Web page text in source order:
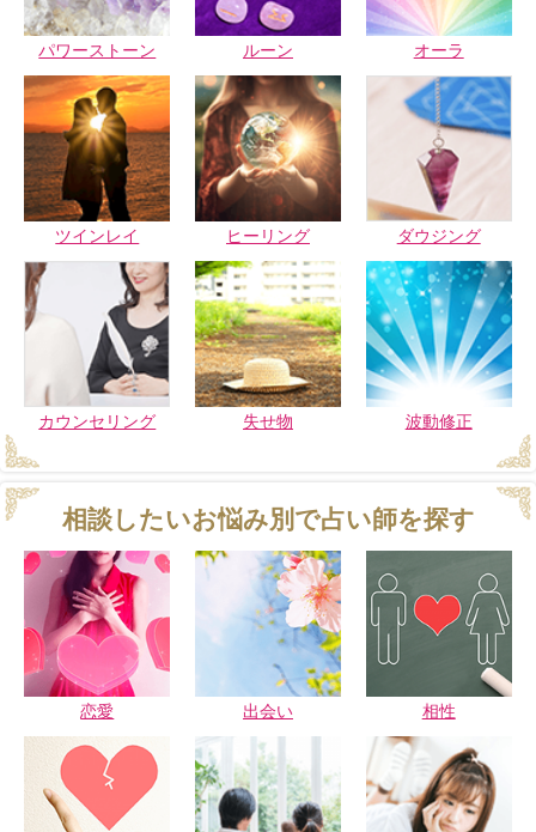
パワーストーン ルーン オーラ
ツインレイ ヒーリング ダウジング
カウンセリング 失せ物 波動修正
相談したいお悩み別で占い師を探す
恋愛 出会い 相性